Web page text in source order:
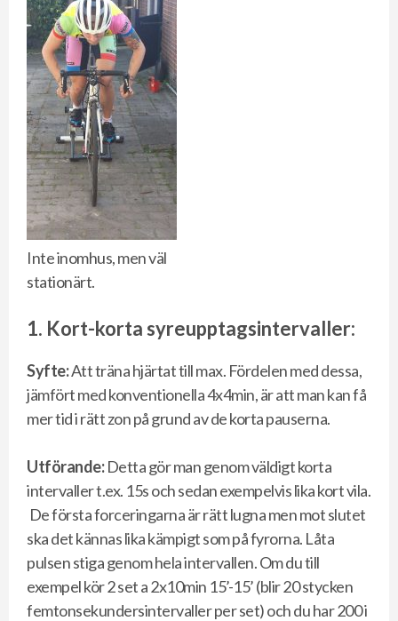
Inte inomhus, men väl
stationärt.
1. Kort-korta syreupptagsintervaller:
Syfte:Att träna hjärtat till max. Fördelen med dessa,
jämfört med konventionella 4x4min, är att man kan få
mer tid i rätt zon på grund av de korta pauserna.
Utförande:Detta gör man genom väldigt korta
intervaller t.ex. 15s och sedan exempelvis lika kort vila.
De första forceringarna är rätt lugna men mot slutet
ska det kännas lika kämpigt som på fyrorna. Låta
pulsen stiga genom hela intervallen. Om du till
exempel kör 2 set a 2x10min 15’-15’ (blir 20 stycken
femtonsekundersintervaller per set) och du har 200 i